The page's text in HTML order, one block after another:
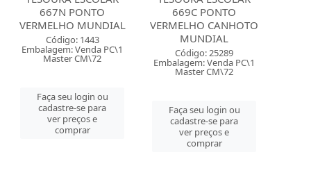
667N PONTO
VERMELHO MUNDIAL
Código: 1443
Embalagem: Venda PC\1
Master CM\72
Faça seu login ou
cadastre-se para
ver preços e
comprar
669C PONTO
VERMELHO CANHOTO
MUNDIAL
Código: 25289
Embalagem: Venda PC\1
Master CM\72
Faça seu login ou
cadastre-se para
ver preços e
comprar